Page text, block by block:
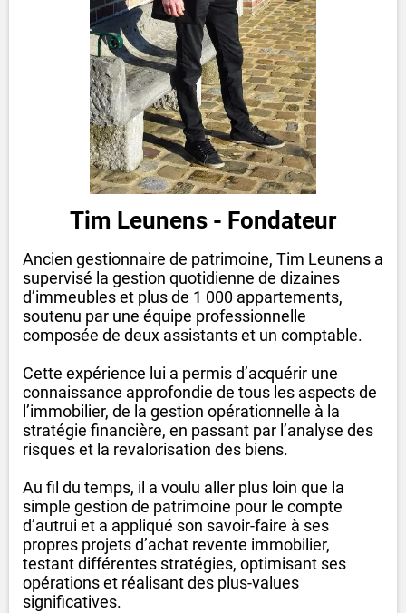
Tim Leunens - Fondateur
Ancien gestionnaire de patrimoine, Tim Leunens a
supervisé la gestion quotidienne de dizaines
d’immeubles et plus de 1 000 appartements,
soutenu par une équipe professionnelle
composée de deux assistants et un comptable.
Cette expérience lui a permis d’acquérir une
connaissance approfondie de tous les aspects de
l’immobilier, de la gestion opérationnelle à la
stratégie financière, en passant par l’analyse des
risques et la revalorisation des biens.
Au fil du temps, il a voulu aller plus loin que la
simple gestion de patrimoine pour le compte
d’autrui et a appliqué son savoir-faire à ses
propres projets d’achat revente immobilier,
testant différentes stratégies, optimisant ses
opérations et réalisant des plus-values
significatives.